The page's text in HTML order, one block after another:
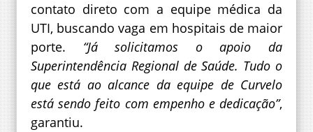
contato direto com a equipe médica da
UTI, buscando vaga em hospitais de maior
porte. “Já solicitamos o apoio da
Superintendência Regional de Saúde. Tudo o
que está ao alcance da equipe de Curvelo
está sendo feito com empenho e dedicação”,
garantiu.